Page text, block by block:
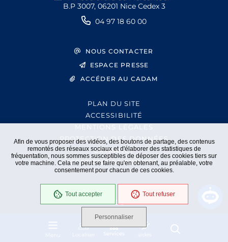
Afin de vous proposer des vidéos, des boutons de partage, des contenus
remontés des réseaux sociaux et d'élaborer des statistiques de
fréquentation, nous sommes susceptibles de déposer des cookies tiers sur
votre machine. Cela ne peut se faire qu'en obtenant, au préalable, votre
consentement pour chacun de ces cookies.
Tout accepter Tout refuser
Personnaliser
Services aides
B.P 3007, 06201 Nice Cedex 3
04 97 18 60 00
NOUS CONTACTER
ESPACE PRESSE
ACCÉDER AU CADAM
PLAN DU SITE
ACCESSIBILITÉ
MENTIONS LÉGALES
PROTECTION DES DONNÉES
EXTRANET
GESTION DES COOKIES
En cours